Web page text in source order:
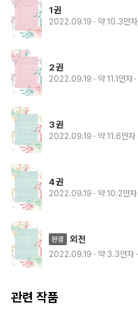
1권
2022.09.19 · 약 10.3만자
2권
2022.09.19 · 약 11.1만자
3권
2022.09.19 · 약 11.6만자
4권
2022.09.19 · 약 10.2만자
외전
2022.09.19 · 약 3.3만자
관련 작품